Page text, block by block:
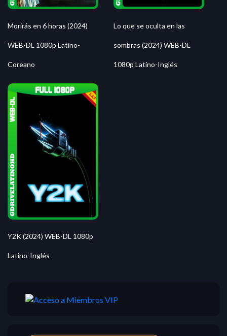
Morirás en 6 horas (2024)
WEB-DL 1080p Latino-
Coreano
Lo que se oculta en las
sombras (2024) WEB-DL
1080p Latino-Inglés
Y2K (2024) WEB-DL 1080p
Latino-Inglés